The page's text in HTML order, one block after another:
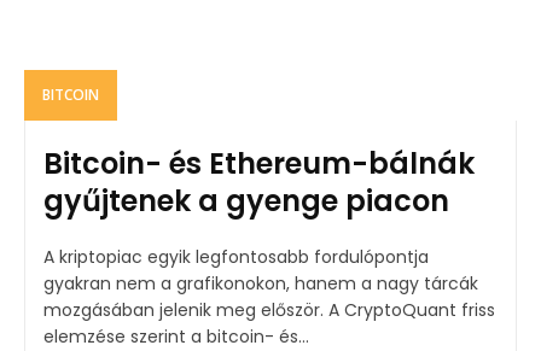
BITCOIN
Bitcoin- és Ethereum-bálnák
gyűjtenek a gyenge piacon
A kriptopiac egyik legfontosabb fordulópontja
gyakran nem a grafikonokon, hanem a nagy tárcák
mozgásában jelenik meg először. A CryptoQuant friss
elemzése szerint a bitcoin- és...